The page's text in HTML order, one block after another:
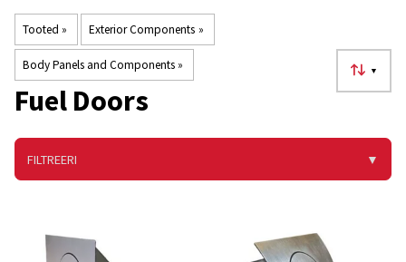
Tooted ‪» Exterior Components ‪»
Body Panels and Components‪» ▼
Fuel Doors
FILTREERI ▼